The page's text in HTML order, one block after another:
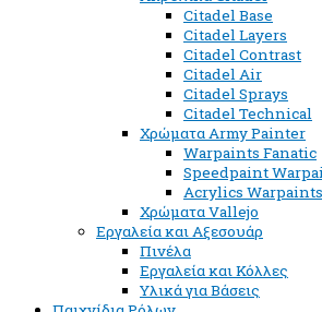
Citadel Base
Citadel Layers
Citadel Contrast
Citadel Air
Citadel Sprays
Citadel Technical
Χρώματα Army Painter
Warpaints Fanatic
Speedpaint
Acrylics Warpaints
Χρώματα Vallejo
Εργαλεία και Αξεσουάρ
Πινέλα
Εργαλεία και Κόλλες
Υλικά για Βάσεις